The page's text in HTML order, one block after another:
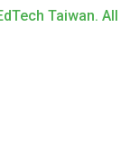
Taiwan. All